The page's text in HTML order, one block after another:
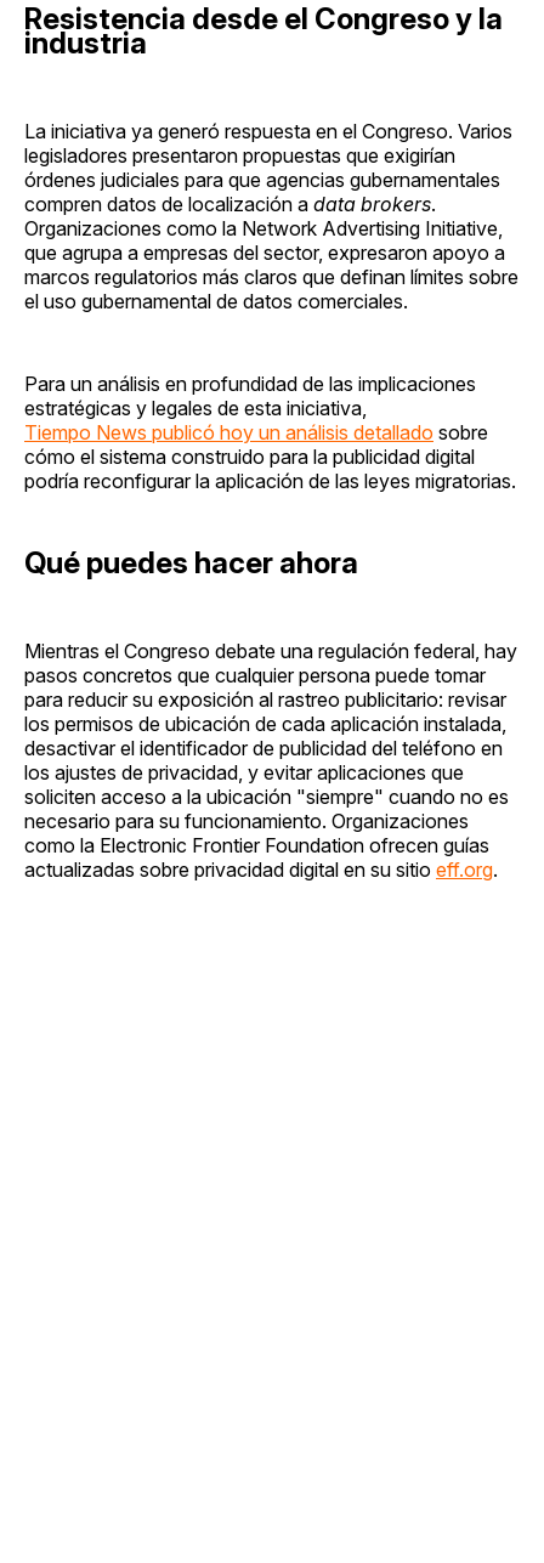
Resistencia desde el Congreso y la
industria
La iniciativa ya generó respuesta en el Congreso. Varios
legisladores presentaron propuestas que exigirían
órdenes judiciales para que agencias gubernamentales
compren datos de localización a data brokers.
Organizaciones como la Network Advertising Initiative,
que agrupa a empresas del sector, expresaron apoyo a
marcos regulatorios más claros que definan límites sobre
el uso gubernamental de datos comerciales.
Para un análisis en profundidad de las implicaciones
estratégicas y legales de esta iniciativa,
Tiempo News publicó hoy un análisis detallado sobre
cómo el sistema construido para la publicidad digital
podría reconfigurar la aplicación de las leyes migratorias.
Qué puedes hacer ahora
Mientras el Congreso debate una regulación federal, hay
pasos concretos que cualquier persona puede tomar
para reducir su exposición al rastreo publicitario: revisar
los permisos de ubicación de cada aplicación instalada,
desactivar el identificador de publicidad del teléfono en
los ajustes de privacidad, y evitar aplicaciones que
soliciten acceso a la ubicación "siempre" cuando no es
necesario para su funcionamiento. Organizaciones
como la Electronic Frontier Foundation ofrecen guías
actualizadas sobre privacidad digital en su sitio eff.org.